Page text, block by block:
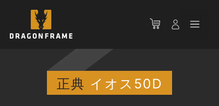
メ
正典 イオス50D